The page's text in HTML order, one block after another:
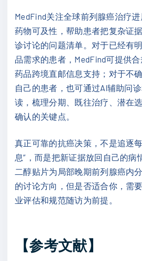
MedFind关注全球前列腺癌治疗
药物可及性，帮助患者把复杂证
诊讨论的问题清单。对于已经有
品需求的患者，MedFind可提供
药品跨境直邮信息支持；对于不
自己的患者，也可通过AI辅助问
读，梳理分期、既往治疗、潜在
确认的关键点。
真正可靠的抗癌决策，不是追逐
息”，而是把新证据放回自己的病
二醇贴片为局部晚期前列腺癌内
的讨论方向，但是否适合你，需
业评估和规范随访为前提。
【参考文献】